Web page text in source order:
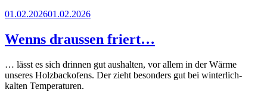
Veröffentlicht
01.02.202601.02.2026
Wenns draussen friert…
… lässt es sich drinnen gut aushalten, vor allem in der Wärme
unseres Holzbackofens. Der zieht besonders gut bei winterlich-
kalten Temperaturen.